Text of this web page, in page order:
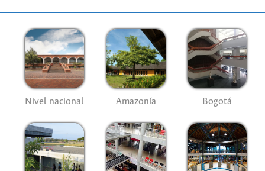
Nivel nacional Amazonía Bogotá